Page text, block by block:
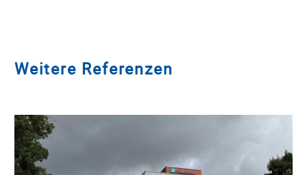
Weitere Referenzen